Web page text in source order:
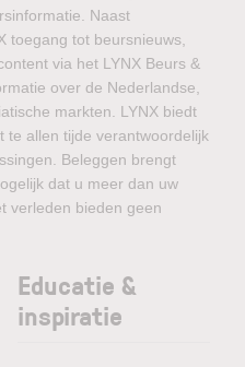
Naast
toegang tot beursnieuws,
via het LYNX Beurs &
over de Nederlandse,
markten. LYNX biedt
te allen tijde verantwoordelijk
Beleggen brengt
dat u meer dan uw
verleden bieden geen
Educatie &
inspiratie